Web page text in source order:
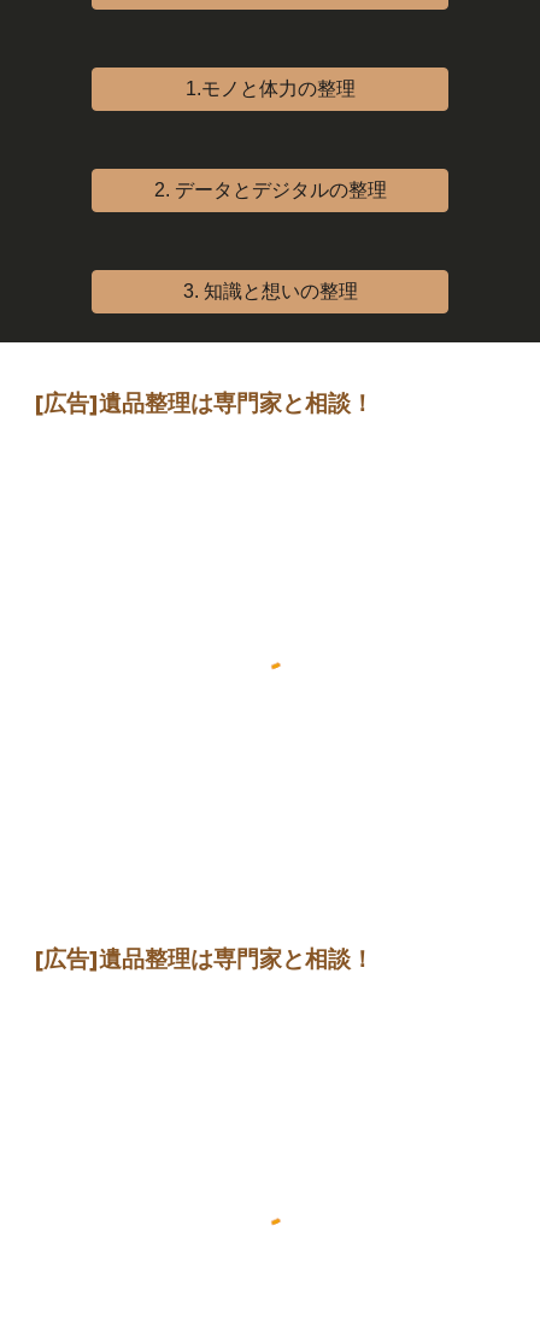
1.モノと体力の整理
2. データとデジタルの整理
3. 知識と想いの整理
[広告]遺品整理は専門家と相談 ！
[広告]遺品整理は専門家と相談 ！